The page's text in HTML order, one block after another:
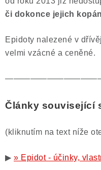
či dokonce jejich
Epidoty nalezené v
velmi vzácné a ceněné.
Články související
(kliknutím na text níže
▶ » Epidot - účinky,